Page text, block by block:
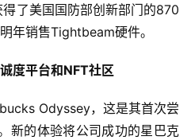
了美国国防部创新部门的870
年销售Tightbeam硬件。
度平台和NFT社区
Odyssey，这是其首次尝
新的体验将公司成功的星巴克